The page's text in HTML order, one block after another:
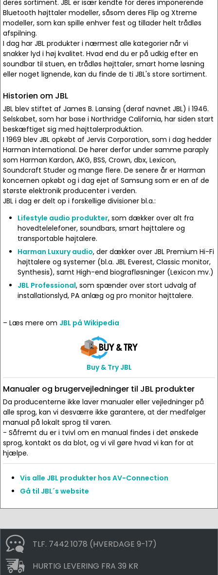
deres sortiment. JBL er især kendte for deres imponerende
Bluetooth højttaler modeller, såsom deres Flip og Xtreme
modeller, som kan spille enhver fest og tillader helt trådløs
afspilning.
I dag har JBL produkter i nærmest alle kategorier når vi
snakker lyd i høj kvalitet. Hvad end du er på udkig efter en
soundbar til stuen, en trådløs højttaler, smart home løsning
eller noget lignende, kan du finde de ti JBL's store sortiment.
Historien om JBL
JBL blev stiftet af James B. Lansing (deraf navnet JBL) i 1946.
Selskabet, som har base i Northridge California, har siden start
beskæftiget sig med højttalerproduktion.
I 1969 blev JBL opkøbt af Jervis Corporation, som i dag hedder
Harman International. De hører derfor under samme paraply
som Harman Kardon, AKG, BSS, Crown, dbx, Lexicon,
Soundcraft Studer og mange flere. De senere år er Harman
koncernen opkøbt og i dag ejet af Samsung som er en af de
største elektronik producenter i verden.
JBL i dag er delt op i forskellige divisioner bl.a.:
Lifestyle audio produkter, som dækker over alt fra
hovedtelelefoner, soundbars, smart højttalere og
transportable højtalere.
Harman Luxury audio, der dækker over JBL Premium Hi-Fi
højttalere og systemer (bl.a. JBL Everest, Classic monitor,
Synthesis), samt High-end biografløsninger (Lexicon mv.)
JBL Professional, som spænder over stort udvalg af
installationslyd, PA anlæg og pro monitor højttalere.
– Læs mere om JBL på Wikipedia
Buy & Try JBL
Manualer og brugervejledninger til JBL produkter
Da producenterne ikke laver manualer eller vejledninger på
alle sprog, kan vi desværre ikke garantere, at der medfølger
manual på lokalt sprog til varen.
- Såfremt du er i tvivl om en manual findes i det ønskede
sprog, kontakt os da blot, og vi vil gøre hvad vi kan for at
hjælpe.
Vis alle JBL produkter hos AV-Connection
Gå til JBL´s website
TLF. 7442 1078 (HVERDAGE 9-17)
HURTIG LEVERING FRA 39 KR